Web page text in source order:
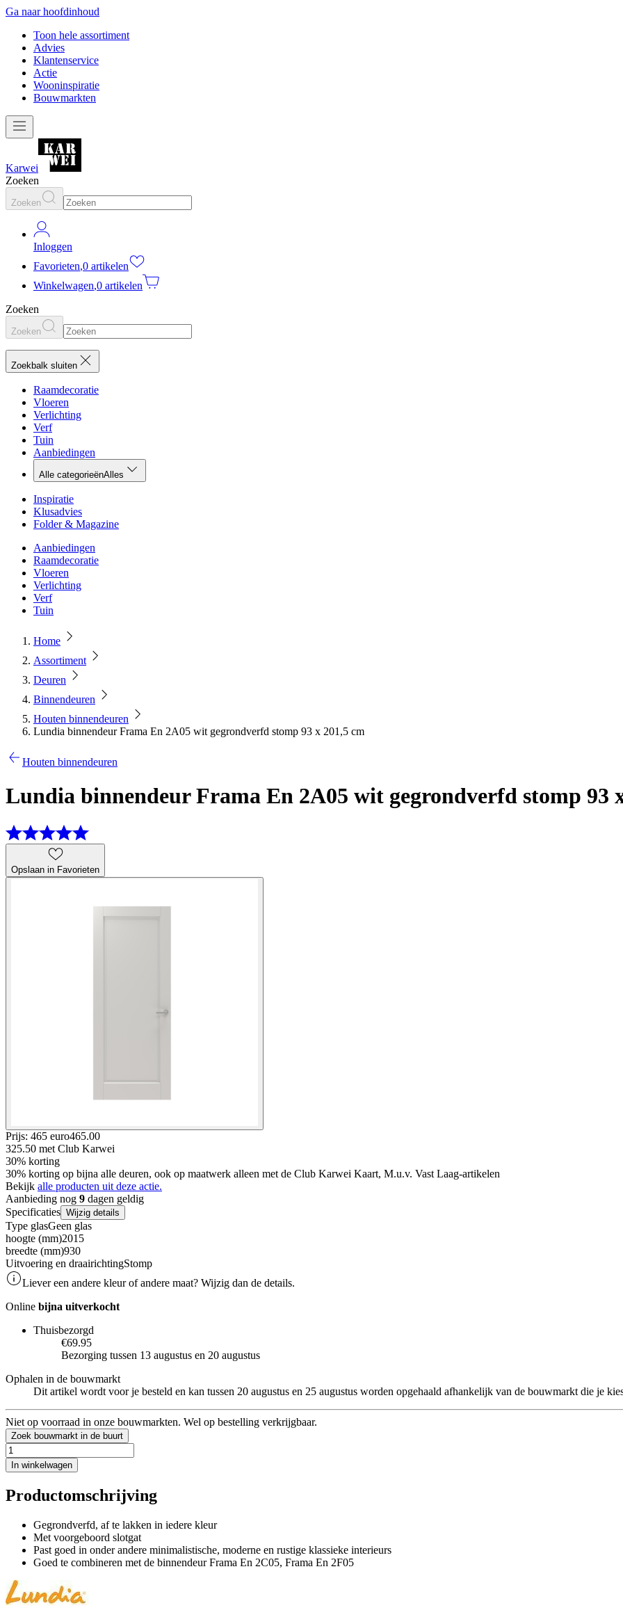
Ga naar hoofdinhoud
Toon hele assortiment
Advies
Klantenservice
Actie
Wooninspiratie
Bouwmarkten
Karwei
Zoeken
Zoeken
Inloggen
Favorieten,0 artikelen
Winkelwagen,0 artikelen
Zoeken
Zoeken
Zoekbalk sluiten
Raamdecoratie
Vloeren
Verlichting
Verf
Tuin
Aanbiedingen
Alle categorieënAlles
Inspiratie
Klusadvies
Folder & Magazine
Aanbiedingen
Raamdecoratie
Vloeren
Verlichting
Verf
Tuin
Home
Assortiment
Deuren
Binnendeuren
Houten binnendeuren
Lundia binnendeur Frama En 2A05 wit gegrondverfd stomp 93 x 201,5 cm
Houten binnendeuren
Lundia binnendeur Frama En 2A05 wit gegrondverfd stomp 93
Opslaan in Favorieten
Prijs: 465 euro465.00
325.50 met Club Karwei
30% korting
30% korting op bijna alle deuren, ook op maatwerk alleen met de Club Karwei Kaart, M.u.v. Vast Laag-artikelen
Bekijk alle producten uit deze actie.
Aanbieding nog 9 dagen geldig
Specificaties Wijzig details
Type glasGeen glas
hoogte (mm)2015
breedte (mm)930
Uitvoering en draairichtingStomp
Liever een andere kleur of andere maat? Wijzig dan de details.
Online bijna uitverkocht
Thuisbezorgd
€69.95
Bezorging tussen 13 augustus en 20 augustus
Ophalen in de bouwmarkt
Dit artikel wordt voor je besteld en kan tussen 20 augustus en 25 augustus worden opgehaald afhankelijk van de bouwmarkt die je
Niet op voorraad in onze bouwmarkten. Wel op bestelling verkrijgbaar.
Zoek bouwmarkt in de buurt
In winkelwagen
Productomschrijving
Gegrondverfd, af te lakken in iedere kleur
Met voorgeboord slotgat
Past goed in onder andere minimalistische, moderne en rustige klassieke interieurs
Goed te combineren met de binnendeur Frama En 2C05, Frama En 2F05